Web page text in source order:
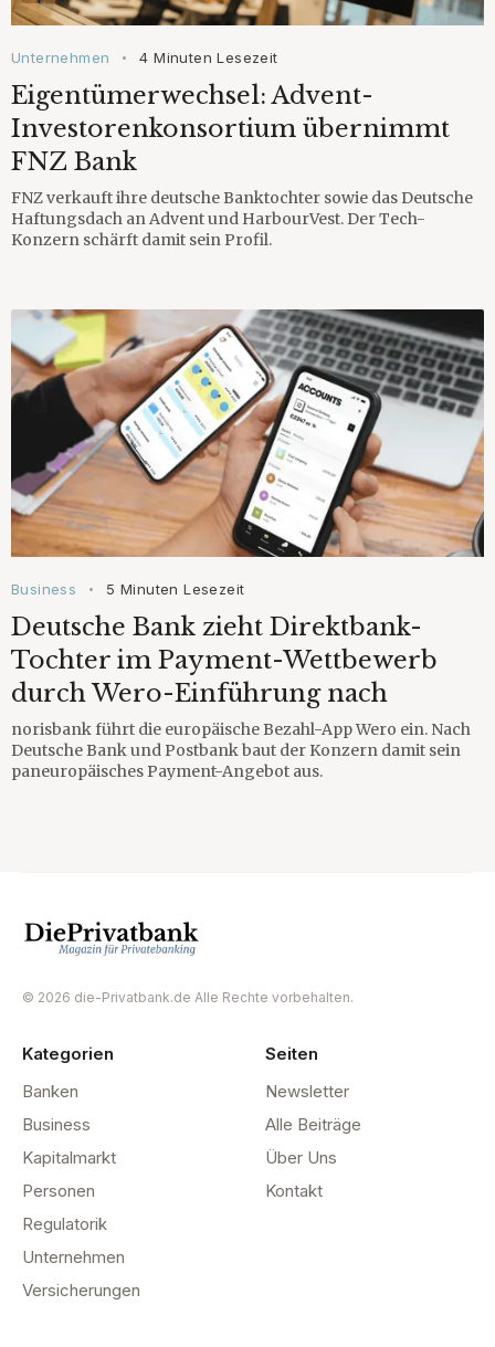
Unternehmen • 4 Minuten Lesezeit
Eigentümerwechsel: Advent-
Investorenkonsortium übernimmt
FNZ Bank
FNZ verkauft ihre deutsche Banktochter sowie das Deutsche
Haftungsdach an Advent und HarbourVest. Der Tech-
Konzern schärft damit sein Profil.
Business • 5 Minuten Lesezeit
Deutsche Bank zieht Direktbank-
Tochter im Payment-Wettbewerb
durch Wero-Einführung nach
norisbank führt die europäische Bezahl-App Wero ein. Nach
Deutsche Bank und Postbank baut der Konzern damit sein
paneuropäisches Payment-Angebot aus.
© 2026 die-Privatbank.de Alle Rechte vorbehalten.
Kategorien
Banken
Business
Kapitalmarkt
Personen
Regulatorik
Unternehmen
Versicherungen
Seiten
Newsletter
Alle Beiträge
Über Uns
Kontakt